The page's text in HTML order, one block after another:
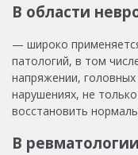
В области
— широко
патологий, в том
напряжении,
нарушениях, не
восстановить
В ревматологии